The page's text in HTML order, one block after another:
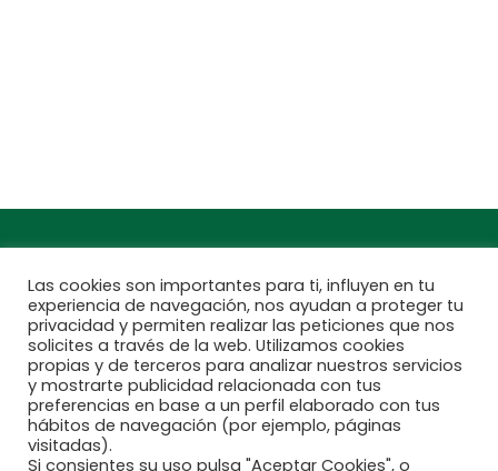
Las cookies son importantes para ti, influyen en tu
experiencia de navegación, nos ayudan a proteger tu
privacidad y permiten realizar las peticiones que nos
solicites a través de la web. Utilizamos cookies
propias y de terceros para analizar nuestros servicios
y mostrarte publicidad relacionada con tus
preferencias en base a un perfil elaborado con tus
hábitos de navegación (por ejemplo, páginas
visitadas).
Si consientes su uso pulsa "Aceptar Cookies", o